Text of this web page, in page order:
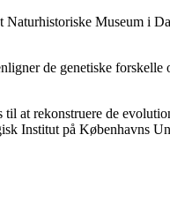
Museum i
de genetiske
at rekonstruere de
Institut på Københavns